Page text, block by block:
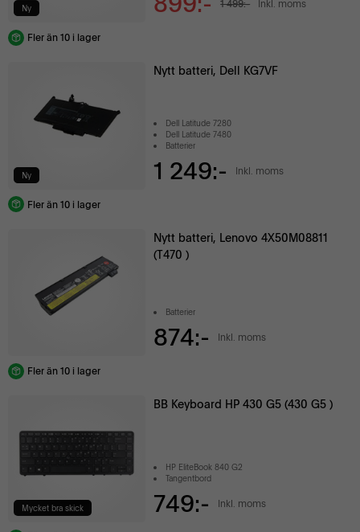
Ny 1 499:- Inkl. moms
Fler än 10 i lager
Ny
Nytt batteri, Dell KG7VF
Dell Latitude 7280
Dell Latitude 7480
Batterier
1 249:- Inkl. moms
Fler än 10 i lager
Nytt batteri, Lenovo 4X50M08811
(T470 )
Batterier
874:- Inkl. moms
Fler än 10 i lager
Mycket bra skick
BB Keyboard HP 430 G5 (430 G5 )
HP EliteBook 840 G2
Tangentbord
749:- Inkl. moms